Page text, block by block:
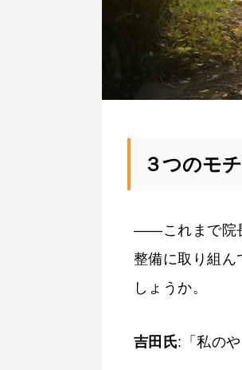
３つのモ
——これまで院
整備に取り組ん
しょうか。
吉田氏:「私の